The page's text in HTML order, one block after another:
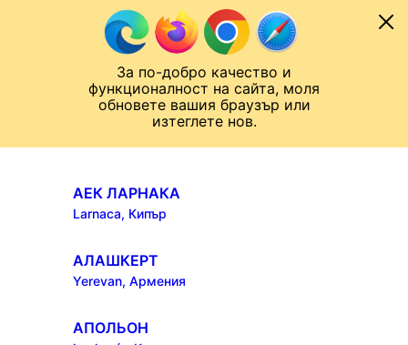
За по-добро качество и
функционалност на сайта, моля
обновете вашия браузър или
изтеглете нов.
Към съдържанието
ЛИГА НА КОНФЕРЕНЦИИТЕ НовиниРезултати
ЛИГА НА КОНФЕРЕНЦИИТЕ ОТБОРИ
АЕК ЛАРНАКА
Larnaca, Кипър
АЛАШКЕРТ
Yerevan, Армения
АПОЛЬОН